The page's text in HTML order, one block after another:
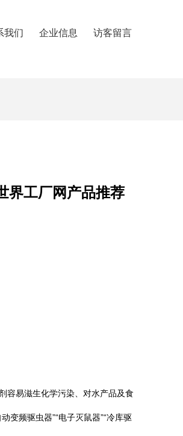
我们 企业信息 访客留言
界工厂网产品推荐
容易滋生化学污染、对水产品及食
变频驱虫器”“电子灭鼠器”“冷库驱